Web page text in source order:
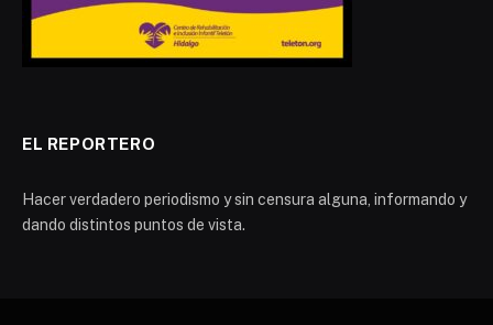
EL REPORTERO
Hacer verdadero periodismo y sin censura alguna, informando y
dando distintos puntos de vista.